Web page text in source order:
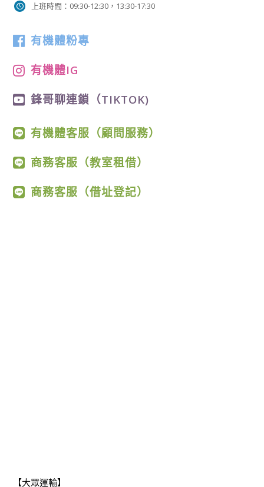
上班時間：09:30-12:30，13:30-17:30
有機體粉專
有機體IG
鋒哥聊連鎖（TIKTOK)
有機體客服（顧問服務）
商務客服（教室租借）
商務客服（借址登記）
【大眾運輸】